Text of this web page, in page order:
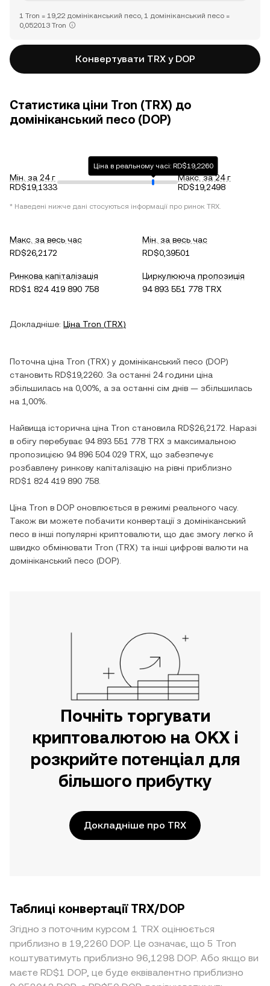
1 Tron = 19,22 домініканський песо, 1 домініканський песо =
0,052013 Tron
Конвертувати TRX у DOP
Статистика ціни Tron (TRX) до
домініканський песо (DOP)
Мін. за 24 г
RD$19,1333
Ціна в реальному часі: RD$19,2260
Макс. за 24 г
RD$19,2498
* Наведені нижче дані стосуються інформації про ринок TRX.
Макс. за весь час
RD$26,2172
Мін. за весь час
RD$0,39501
Ринкова капіталізація
RD$1 824 419 890 758
Циркулююча пропозиція
94 893 551 778 TRX
Докладніше: Ціна Tron (TRX)
Поточна ціна Tron (TRX) у домініканський песо (DOP)
становить RD$19,2260 . За останні 24 години ціна
збільшилась на 0,00% , а за останні сім днів — збільшилась
на 1,00%
Найвища історична ціна Tron становила RD$26,2172 . Наразі
в обігу перебуває 94 893 551 778 TRX з максимальною
пропозицією 94 896 504 029 TRX , що забезпечує
розбавлену ринкову капіталізацію на рівні приблизно
RD$1 824 419 890 758
Ціна Tron в DOP оновлюється в режимі реального часу.
Також ви можете побачити конвертації з домініканський
песо в інші популярні криптовалюти, що дає змогу легко й
швидко обмінювати Tron (TRX) та інші цифрові валюти на
домініканський песо (DOP).
Почніть торгувати
криптовалютою на OKX і
розкрийте потенціал для
більшого прибутку
Докладніше про TRX
Таблиці конвертації TRX/DOP
Згідно з поточним курсом 1 TRX оцінюється
приблизно в 19,2260 DOP. Це означає, що 5 Tron
коштуватимуть приблизно 96,1298 DOP. Або якщо ви
маєте RD$1 DOP, це буде еквівалентно приблизно